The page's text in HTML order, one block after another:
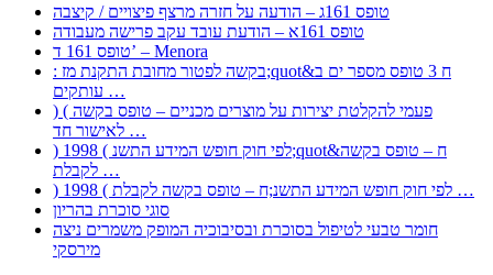
טופס 161ג – הודעה על חזרה מרצף פיצויים / קיצבה
טופס 161א – הודעת עובד עקב פרישה מעבודה
טופס 161 ד’ – Menora
: בקשה לפטור מחובת התקנת מז;quot&ח 3 טופס מספר ים ב
עותקים …
) ( פעמי להקלטת יצירות על מוצרים מכניים – טופס בקשה
לאישור חד …
) 1998 ( לפי חוק חופש המידע התשנ;quot&ח – טופס בקשה
לקבלת …
) 1998 ( לפי חוק חופש המידע התשנ;ח – טופס בקשה לקבלת …
סוגי סוכרת בהריון
חומר טבעי לטיפול בסוכרת ובסיבוכיה המופק משמרים ניצה
מירסקי